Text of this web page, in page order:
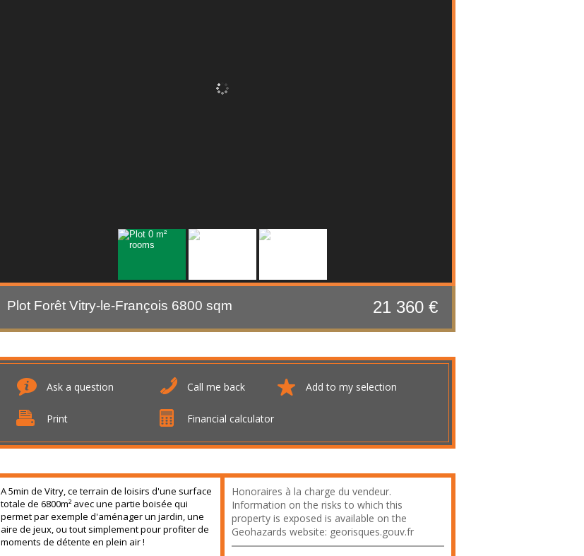
Plot Forêt Vitry-le-François 6800 sqm 21 360 €
Ask a question Call me back Add to my selection
Print Financial calculator
A 5min de Vitry, ce terrain de loisirs d'une surface
totale de 6800m² avec une partie boisée qui
permet par exemple d'aménager un jardin, une
aire de jeux, ou tout simplement pour profiter de
moments de détente en plein air !
Honoraires à la charge du vendeur.
Information on the risks to which this
property is exposed is available on the
Geohazards website: georisques.gouv.fr